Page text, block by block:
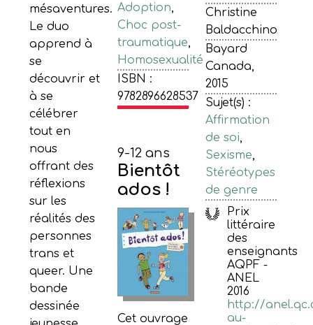
Adoption
Choc post-
traumatique
Homosexualité
ISBN :
9782896628537
mésaventures.
Le duo
apprend à
se
découvrir et
à se
célébrer
tout en
nous
offrant des
réflexions
sur les
réalités des
personnes
trans et
queer. Une
bande
dessinée
9-12 ans
Bientôt
ados !
Cet ouvrage
Christine
Baldacchino
Bayard
Canada,
2015
Sujet(s) :
Affirmation
de soi,
Sexisme,
Stéréotypes
de genre
Prix
littéraire
des
enseignants
AQPF -
ANEL
2016
http://
au-